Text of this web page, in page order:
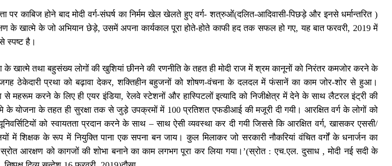
पर काबिज होने बाद मोदी वर्ग-संघर्ष का निर्मम खेल खेलते हुए वर्ग- शत्रुओं(दलित-आदिवासी-पिछड़े और इनसे धर्मान्तरित )
के खात्मे के जो अभियान छेड़े, उसमें अपना कार्यकाल पूरा होते-होते काफी हद तक सफल हो गए, यह बात फरवरी, 2019 में
है।
के खात्मे तथा बहुसंख्य लोगों की खुशियां छीनने की रणनीति के तहत ही मोदी राज में श्रम कानूनों को निरंतर कमजोर करने के
ठेकेदारी प्रथा को बढ़ावा देकर, शक्तिहीन बहुजनों को शोषण-वंचना के दलदल में फंसानें का काम जोर-शोर से हुआ।
से महरूम करने के लिए ही एयर इंडिया, रेलवे स्टेशनों और हास्पिटलों इत्यादि को निजीक्षेत्र में देने के साथ लैटरल इंट्री की
योजना के तहत ही सुरक्षा तक से जुड़े उपक्रमों में 100 प्रतिशत एफडीआई की मजूरी दी गयी। आरक्षित वर्ग के लोगों को
को स्वायतता प्रदान करने के साथ – साथ ऐसी व्यवस्था कर दी गयी जिससे कि आरक्षित वर्ग, खासकर एससी/
में शिक्षक के रूप में नियुक्ति पाना एक सपना बन जाय। कुल मिलाकर जो सरकारी नौकरियां वंचित वर्गों के धनार्जन का
आरक्षण को कागजों की शोभा बनाने का काम लगभग पूरा कर लिया गया।’(स्रोत : एच.एल. दुसाध , मोदी नई सदी के